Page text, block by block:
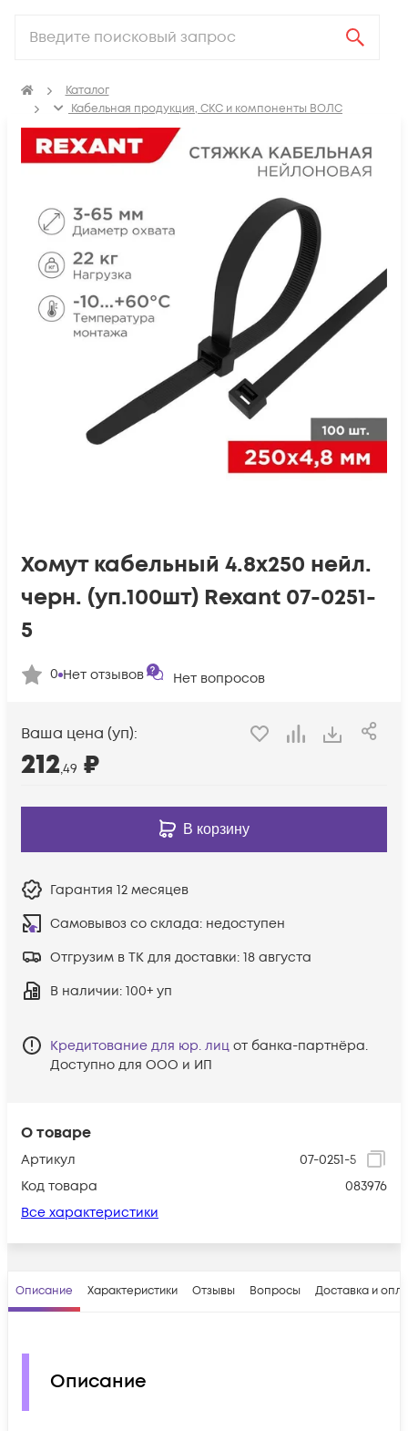
Каталог
Кабельная продукция, СКС и компоненты ВОЛС
Аксессуары для СКС (Материалы для монтажа)
Крепеж для кабеля
О товаре
Артикул
07-0251-5
Код товара
083976
Все характеристики
Хомут кабельный 4.8х250 нейл.
черн. (уп.100шт) Rexant 07-0251-
5
0 Нет отзывов Нет вопросов
Ваша цена (уп):
212,49 ₽
В корзину
Гарантия 12 месяцев
Самовывоз со склада: недоступен
Отгрузим в ТК для доставки: 18 августа
В наличии: 100+ уп
Кредитование для юр. лиц от банка-партнёра.
Доступно для ООО и ИП
Описание Характеристики Отзывы Вопросы Доставка и
Описание